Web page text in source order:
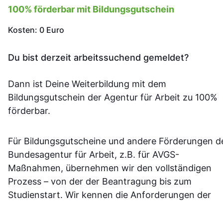
100% förderbar mit Bildungsgutschein
Kosten: 0 Euro
Du bist derzeit arbeitssuchend gemeldet?
Dann ist Deine Weiterbildung mit dem
Bildungsgutschein der Agentur für Arbeit zu 100%
förderbar.
Für Bildungsgutscheine und andere Förderungen
Bundesagentur für Arbeit, z.B. für AVGS-
Maßnahmen, übernehmen wir den vollständigen
Prozess – von der der Beantragung bis zum
Studienstart. Wir kennen die Anforderungen der